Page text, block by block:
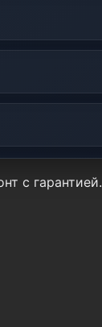
с гарантией.